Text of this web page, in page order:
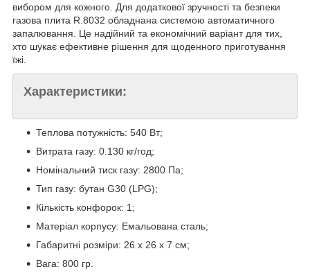
вибором для кожного. Для додаткової зручності та безпеки
газова плита R.8032 обладнана системою автоматичного
запалювання. Це надійний та економічний варіант для тих,
хто шукає ефективне рішення для щоденного приготування
їжі.
Характеристики:
Теплова потужність: 540 Вт;
Витрата газу: 0.130 кг/год;
Номінальний тиск газу: 2800 Па;
Тип газу: бутан G30 (LPG);
Кількість конфорок: 1;
Матеріал корпусу: Емальована сталь;
Габаритні розміри: 26 х 26 х 7 см;
Вага: 800 гр.